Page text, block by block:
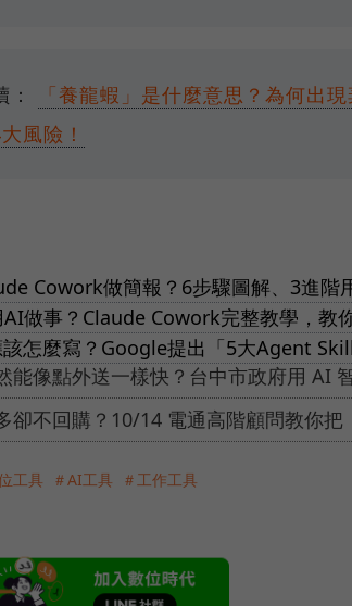
：
「養龍蝦」是什麼意思？為何出
風險！
Cowork做簡報？6步驟圖解、3進階
AI做事？Claude Cowork完整教學，教
怎麼寫？Google提出「5大Agent
能像點外送一樣快？台中市政府用 AI
卻不回購？10/14 電通高階顧問教你
工具 ＃AI工具 ＃工作工具